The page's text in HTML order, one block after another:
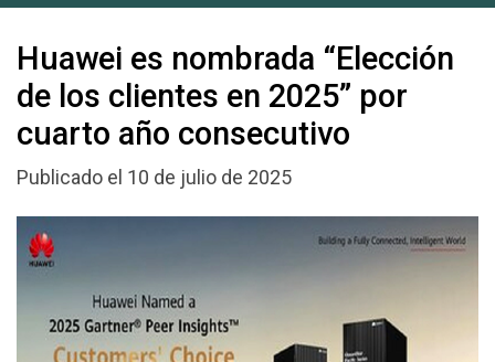
Huawei es nombrada “Elección
de los clientes en 2025” por
cuarto año consecutivo
Publicado el 10 de julio de 2025